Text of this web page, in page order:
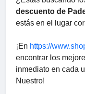
descuento de
estás en el lugar
¡En https://
encontrar los
inmediato en cada
Nuestro!